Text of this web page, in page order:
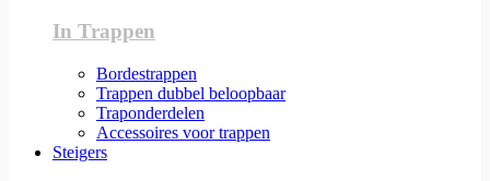
In Trappen
Bordestrappen
Trappen dubbel beloopbaar
Traponderdelen
Accessoires voor trappen
Steigers